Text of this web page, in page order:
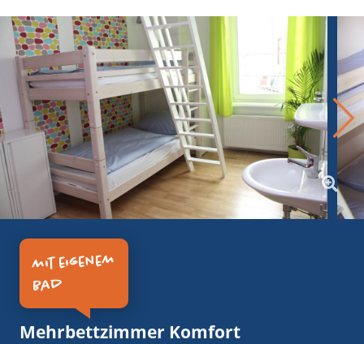
mit eigenem
Bad
Mehrbettzimmer Komfort